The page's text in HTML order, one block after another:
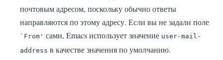
почтовым адресом, поскольку обычно ответы
направляются по этому адресу. Если вы не задали поле
`From' сами, Emacs использует значение user-mail-
address в качестве значения по умолчанию.